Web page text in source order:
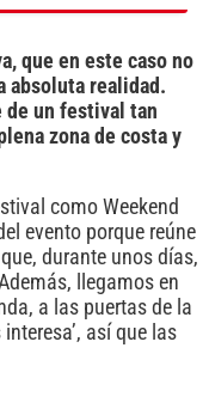
que en este caso no
absoluta realidad.
de un festival tan
zona de costa y
como Weekend
evento porque reúne
durante unos días,
llegamos en
a las puertas de la
así que las